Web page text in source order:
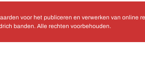
voor het publiceren en verwerken van online
banden. Alle rechten voorbehouden.